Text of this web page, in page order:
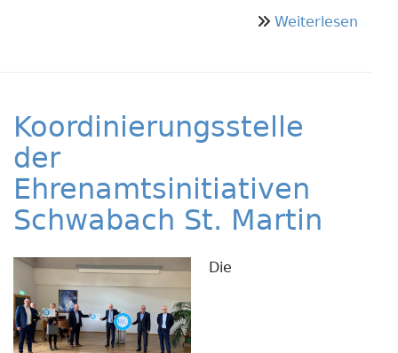
Weiterlesen
Koordinierungsstelle
der
Ehrenamtsinitiativen
Schwabach St. Martin
Die